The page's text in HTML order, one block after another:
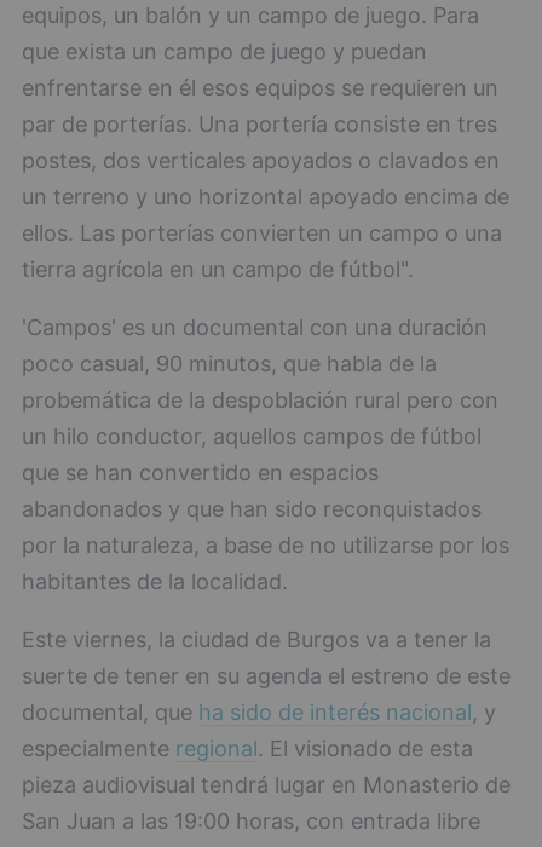
equipos, un balón y un campo de juego. Para
que exista un campo de juego y puedan
enfrentarse en él esos equipos se requieren un
par de porterías. Una portería consiste en tres
postes, dos verticales apoyados o clavados en
un terreno y uno horizontal apoyado encima de
ellos. Las porterías convierten un campo o una
tierra agrícola en un campo de fútbol".
'Campos' es un documental con una duración
poco casual, 90 minutos, que habla de la
probemática de la despoblación rural pero con
un hilo conductor, aquellos campos de fútbol
que se han convertido en espacios
abandonados y que han sido reconquistados
por la naturaleza, a base de no utilizarse por los
habitantes de la localidad.
Este viernes, la ciudad de Burgos va a tener la
suerte de tener en su agenda el estreno de este
documental, que ha sido de interés nacional, y
especialmente regional. El visionado de esta
pieza audiovisual tendrá lugar en Monasterio de
San Juan a las 19:00 horas, con entrada libre